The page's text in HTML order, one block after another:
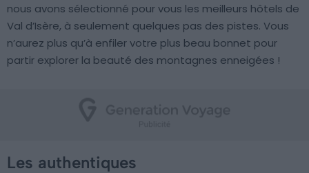
nous avons sélectionné pour vous les meilleurs hôtels de
Val d’Isère, à seulement quelques pas des pistes. Vous
n’aurez plus qu’à enfiler votre plus beau bonnet pour
partir explorer la beauté des montagnes enneigées !
Les authentiques